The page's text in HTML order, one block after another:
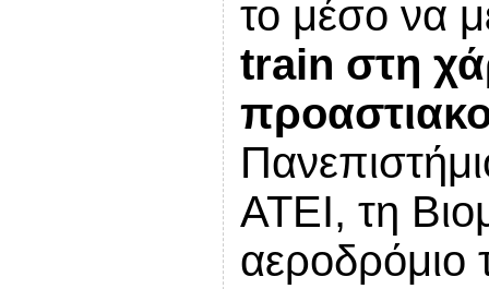
το μέσο να
train στη
ΑΤΕΙ, τη
αεροδρόμιο